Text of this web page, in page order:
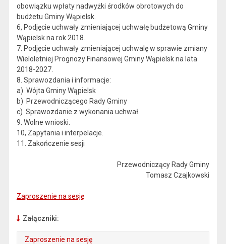
obowiązku wpłaty nadwyżki środków obrotowych do
budżetu Gminy Wąpielsk.
6, Podjęcie uchwały zmieniającej uchwałę budżetową Gminy
Wąpielsk na rok 2018.
7. Podjęcie uchwały zmieniającej uchwalę w sprawie zmiany
Wieloletniej Prognozy Finansowej Gminy Wąpielsk na lata
2018-2027.
8. Sprawozdania i informacje:
a) Wójta Gminy Wąpielsk
b) Przewodniczącego Rady Gminy
c) Sprawozdanie z wykonania uchwał.
9. Wolne wnioski.
10, Zapytania i interpelacje.
11. Zakończenie sesji
Przewodniczący Rady Gminy
Tomasz Czajkowski
Zaproszenie na sesję
Załączniki:
Zaproszenie na sesję